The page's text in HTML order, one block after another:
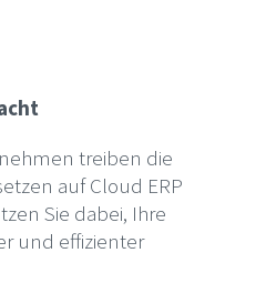
treiben die
auf Cloud ERP
Sie dabei, Ihre
und effizienter